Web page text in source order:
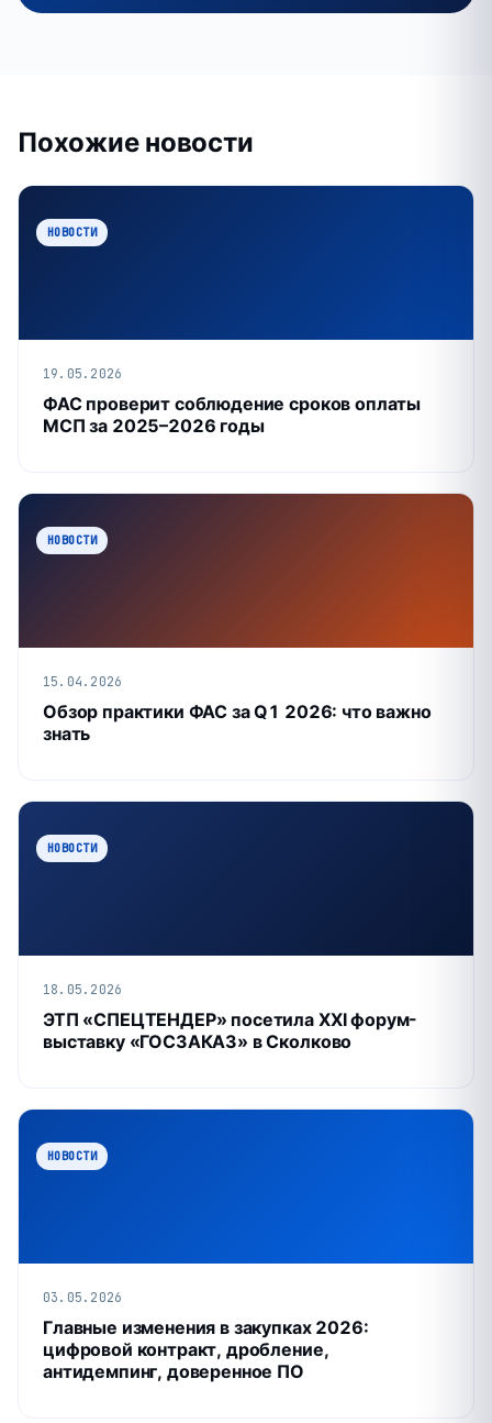
Похожие новости
НОВОСТИ
19.05.2026
ФАС проверит соблюдение сроков оплаты
МСП за 2025–2026 годы
НОВОСТИ
15.04.2026
Обзор практики ФАС за Q1 2026: что важно
знать
НОВОСТИ
18.05.2026
ЭТП «СПЕЦТЕНДЕР» посетила XXI форум-
выставку «ГОСЗАКАЗ» в Сколково
НОВОСТИ
03.05.2026
Главные изменения в закупках 2026:
цифровой контракт, дробление,
антидемпинг, доверенное ПО